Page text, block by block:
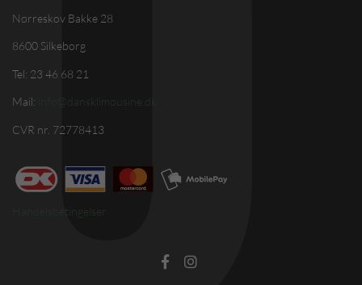
Nørreskov Bakke 28
8600 Silkeborg
Tel: 23 46 68 21
Mail: info@dansklimousine.dk
CVR nr. 72778413
Handelsbetingelser